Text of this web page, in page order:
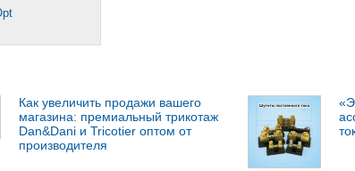
Как увеличить продажи вашего
магазина: премиальный трикотаж
Dan&Dani и Tricotier оптом от
производителя